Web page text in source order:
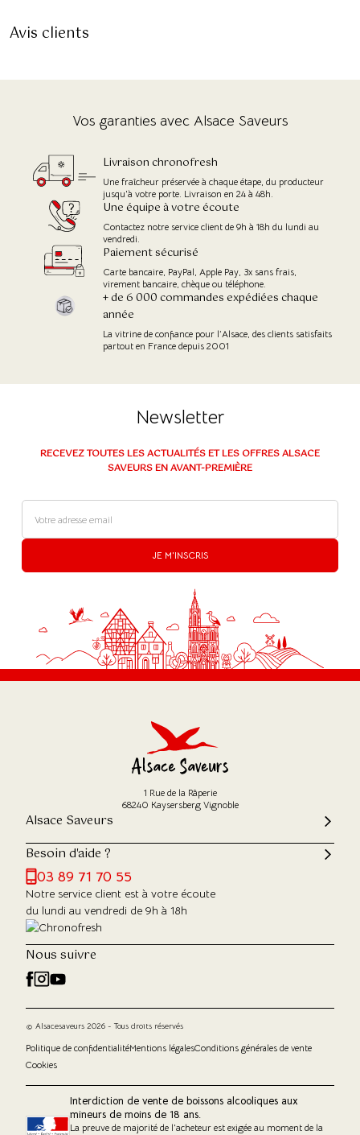
Avis clients
Vos garanties avec Alsace Saveurs
Livraison chronofresh
Une fraîcheur préservée à chaque étape, du producteur
jusqu'à votre porte. Livraison en 24 à 48h.
Une équipe à votre écoute
Contactez notre service client de 9h à 18h du lundi au
vendredi.
Paiement sécurisé
Carte bancaire, PayPal, Apple Pay, 3x sans frais,
virement bancaire, chèque ou téléphone.
+ de 6 000 commandes expédiées chaque
année
La vitrine de confiance pour l’Alsace, des clients satisfaits
partout en France depuis 2001
Newsletter
RECEVEZ TOUTES LES ACTUALITÉS ET LES OFFRES ALSACE
SAVEURS EN AVANT-PREMIÈRE
JE M'INSCRIS
1 Rue de la Râperie
68240 Kaysersberg Vignoble
Alsace Saveurs
Besoin d'aide ?
03 89 71 70 55
Notre service client est à votre écoute
du lundi au vendredi de 9h à 18h
Nous suivre
© Alsacesaveurs 2026 - Tous droits réservés
Politique de confidentialitéMentions légalesConditions générales de vente
Cookies
Interdiction de vente de boissons alcooliques aux
mineurs de moins de 18 ans.
La preuve de majorité de l'acheteur est exigée au moment de la